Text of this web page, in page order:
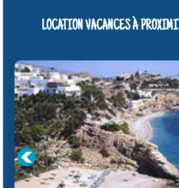
LOCATION VACANCES À